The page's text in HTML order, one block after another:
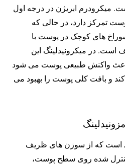
میکرودرم ابریژن در درجه اول
تمرکز دارد، در حالی که
های کوچک در پوست با
است. در میکرونیدلینگ این
واکنش طبیعی پوست می شود
و بافت کلی پوست را بهبود می
است که از سوزن های ظریف
شده روی سطح پوست،